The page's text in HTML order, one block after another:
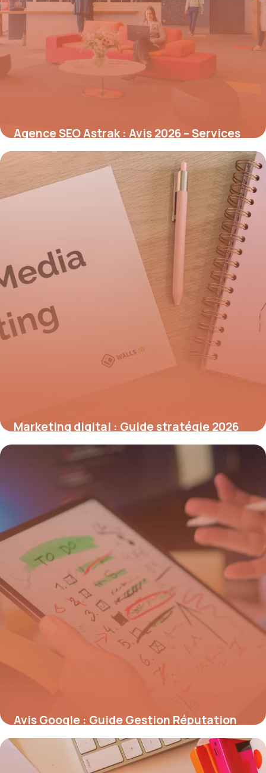
Agence SEO Astrak : Avis 2026 – Services
Référencement
8 juillet 2026
Marketing digital : Guide stratégie 2026
7 juillet 2026
Avis Google : Guide Gestion Réputation
2026
6 juillet 2026